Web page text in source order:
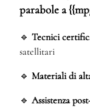
parabole a
🔹 Tecnici
satellitari
🔹 Materiali di
🔹 Assistenza